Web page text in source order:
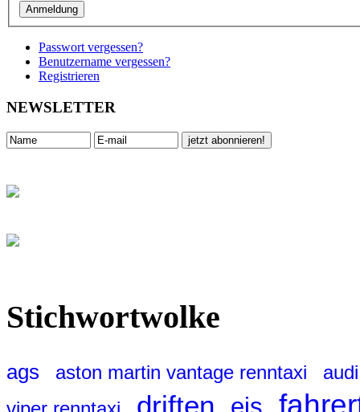
Passwort vergessen?
Benutzername vergessen?
Registrieren
NEWSLETTER
Stichwortwolke
ags aston martin vantage renntaxi
driften